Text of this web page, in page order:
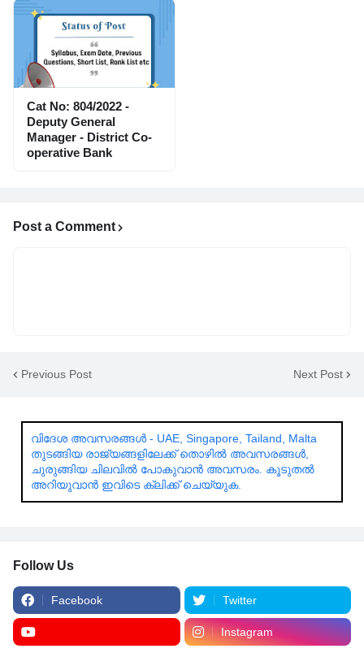
Cat No: 804/2022 -
Deputy General
Manager - District Co-
operative Bank
Post a Comment
Previous Post Next Post
വിദേശ അവസരങ്ങൾ - UAE, Singapore, Tailand, Malta
തുടങ്ങിയ രാജ്യങ്ങളിലേക്ക് തൊഴിൽ അവസരങ്ങൾ,
ചുരുങ്ങിയ ചിലവിൽ പോകുവാൻ അവസരം. കൂടുതൽ
അറിയുവാൻ ഇവിടെ ക്ലിക്ക് ചെയ്യുക.
Follow Us
Facebook Twitter
Instagram